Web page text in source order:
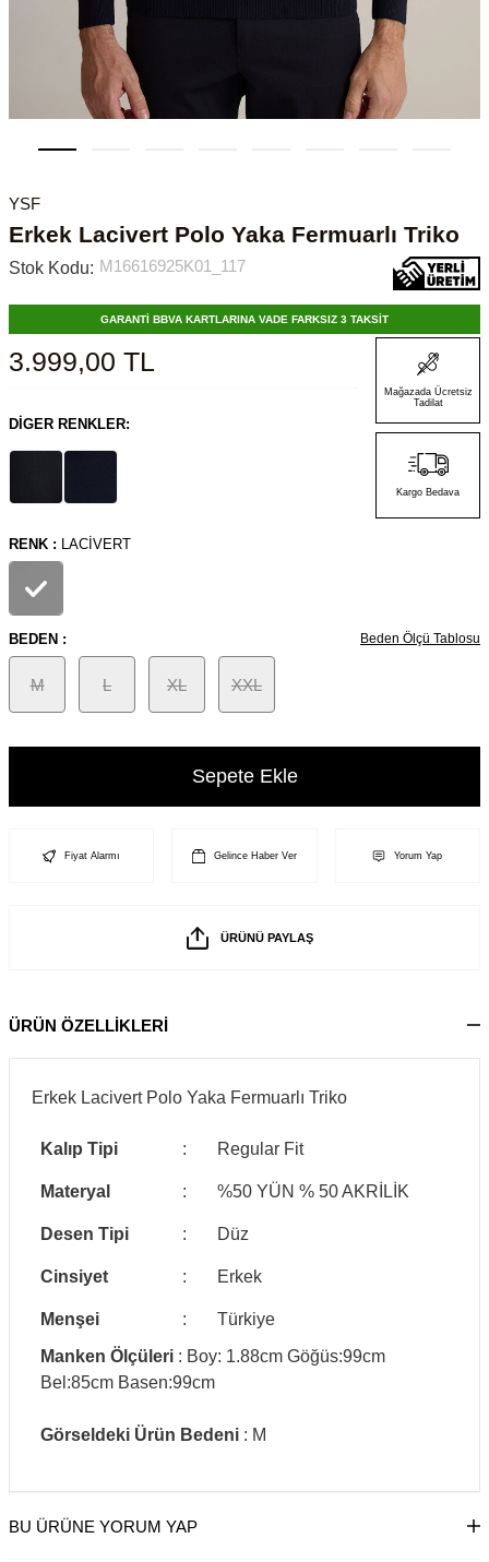
YSF
Erkek Lacivert Polo Yaka Fermuarlı Triko
Stok Kodu: M16616925K01_117
GARANTİ BBVA KARTLARINA VADE FARKSIZ 3 TAKSİT
3.999,00 TL
DIGER RENKLER:
Mağazada Ücretsiz
Tadilat
Kargo Bedava
RENK : LACIVERT
BEDEN : Beden Ölçü Tablosu
M L XL XXL
Sepete Ekle
Fiyat Alarmı Gelince Haber Ver Yorum Yap
ÜRÜNÜ PAYLAŞ
ÜRÜN ÖZELLİKLERİ
Erkek Lacivert Polo Yaka Fermuarlı Triko
Kalıp Tipi : Regular Fit
Materyal : %50 YÜN % 50 AKRİLİK
Desen Tipi : Düz
Cinsiyet : Erkek
Menşei :
Türkiye
Manken Ölçüleri : Boy: 1.88cm Göğüs:99cm
Bel:85cm Basen:99cm
Görseldeki Ürün Bedeni : M
BU ÜRÜNE YORUM YAP